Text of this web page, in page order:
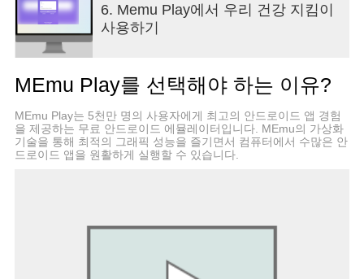
6. Memu Play에서 우리 건강 지킴이
사용하기
MEmu Play를 선택해야 하는 이유?
MEmu Play는 5천만 명의 사용자에게 최고의 안드로이드 앱 경험
을 제공하는 무료 안드로이드 에뮬레이터입니다. MEmu의 가상화
기술을 통해 최적의 그래픽 성능을 즐기면서 컴퓨터에서 수많은 안
드로이드 앱을 원활하게 실행할 수 있습니다.